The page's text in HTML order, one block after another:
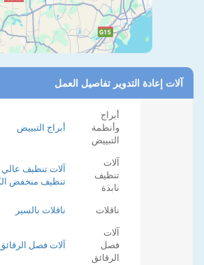
آلات إعادة التدوير تفاصيل العمل
أبراج
وأنظمة
التبييض
أبراج التبييض
آلات
تنظيف
نابذة
آلات تنظيف عالي
تنظيف منخفض
ناقلات
ناقلات بالسير
آلات
فصل
الرقائق
آلات فصل